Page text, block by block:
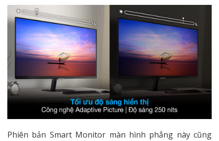
Phiên bản Smart Monitor màn hình phẳng này cũng